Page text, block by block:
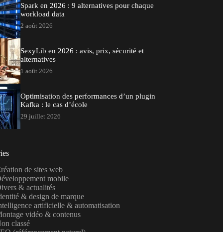
Spark en 2026 : 9 alternatives pour chaque
workload data
2 août 2026
SexyLib en 2026 : avis, prix, sécurité et
alternatives
1 août 2026
Optimisation des performances d’un plugin
Kafka : le cas d’école
29 juillet 2026
de sites web
mobile
& actualités
& design de marque
artificielle & automatisation
vidéo & contenus
classé